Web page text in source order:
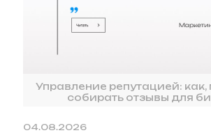
Управление репутацией: как,
собирать отзывы для
04.08.2026